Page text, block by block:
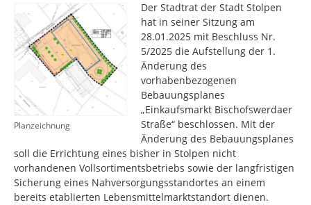
Planzeichnung
Der Stadtrat der Stadt Stolpen
hat in seiner Sitzung am
28.01.2025 mit Beschluss Nr.
5/2025 die Aufstellung der 1.
Änderung des
vorhabenbezogenen
Bebauungsplanes
„Einkaufsmarkt Bischofswerdaer
Straße“ beschlossen. Mit der
Änderung des Bebauungsplanes
soll die Errichtung eines bisher in Stolpen nicht
vorhandenen Vollsortimentsbetriebs sowie der langfristigen
Sicherung eines Nahversorgungsstandortes an einem
bereits etablierten Lebensmittelmarktstandort dienen.